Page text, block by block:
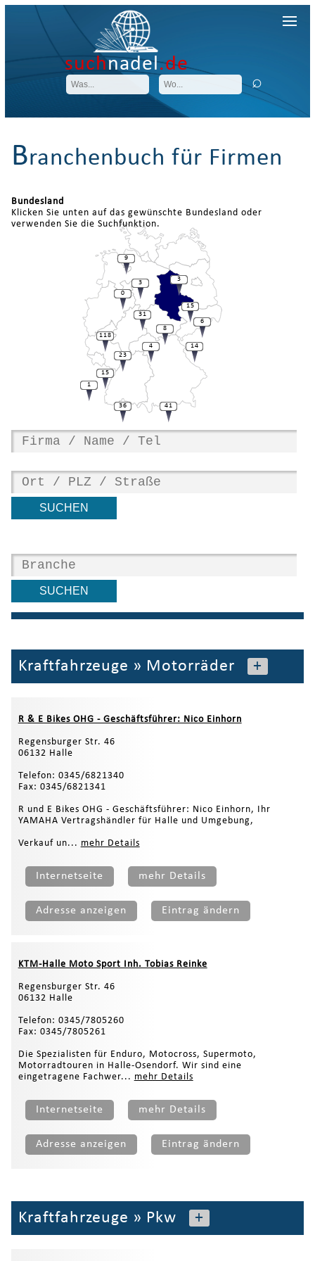
suchnadel.de
Branchenbuch für Firmen
Bundesland
Klicken Sie unten auf das gewünschte Bundesland oder
verwenden Sie die Suchfunktion.
14
6
118
15
8
3
3
9
0
31
1
23
15
36
4
41
Kraftfahrzeuge » Motorräder +
R & E Bikes OHG - Geschäftsführer: Nico Einhorn
Regensburger Str. 46
06132 Halle
Telefon: 0345/6821340
Fax: 0345/6821341
R und E Bikes OHG - Geschäftsführer: Nico Einhorn, Ihr
YAMAHA Vertragshändler für Halle und Umgebung,
Verkauf un... mehr Details
Internetseite mehr Details
Adresse anzeigen Eintrag ändern
KTM-Halle Moto Sport Inh. Tobias Reinke
Regensburger Str. 46
06132 Halle
Telefon: 0345/7805260
Fax: 0345/7805261
Die Spezialisten für Enduro, Motocross, Supermoto,
Motorradtouren in Halle-Osendorf. Wir sind eine
eingetragene Fachwer... mehr Details
Internetseite mehr Details
Adresse anzeigen Eintrag ändern
Kraftfahrzeuge » Pkw +